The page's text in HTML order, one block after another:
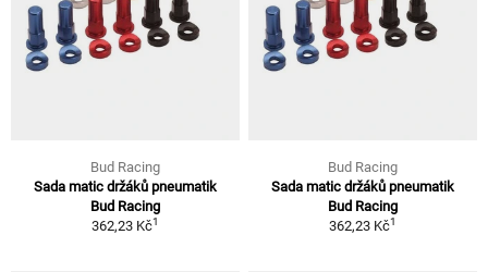
Bud Racing
Sada matic držáků pneumatik
Bud Racing
362,23 Kč1
Bud Racing
Sada matic držáků pneumatik
Bud Racing
362,23 Kč1